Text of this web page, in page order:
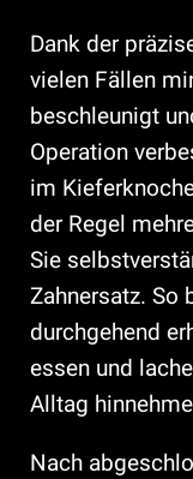
Dank der
vielen Fällen
beschleunigt
Operation
im
der Regel
Sie
Zahnersatz. So
durchgehend
essen und
Alltag
Nach